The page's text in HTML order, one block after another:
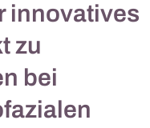
innovatives
zu
bei